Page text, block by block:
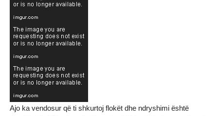
Ajo ka vendosur që ti shkurtoj flokët dhe ndryshimi është